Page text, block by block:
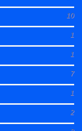
10
1
1
7
1
2